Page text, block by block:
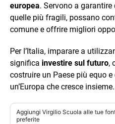
europea. Servono a
quelle più fragili, possano
comune e offrire migliori
Per l’Italia, imparare a
significa investire sul futuro,
costruire un Paese più equo
un’Europa che cresce insieme.
Aggiungi Virgilio Scuola alle tue
preferite